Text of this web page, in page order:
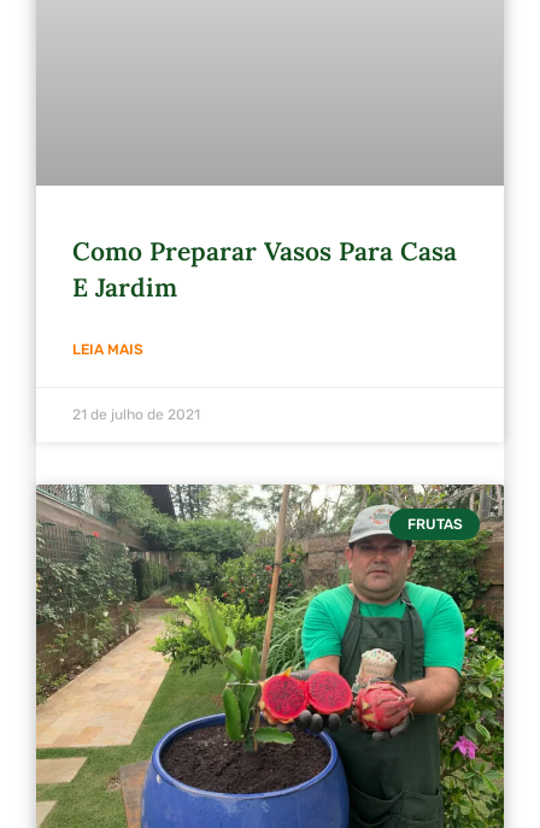
Como Preparar Vasos Para Casa
E Jardim
LEIA MAIS
21 de julho de 2021
FRUTAS